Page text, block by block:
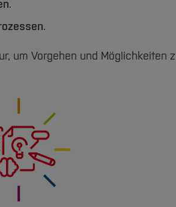
.
.
um Vorgehen und Möglichkeiten